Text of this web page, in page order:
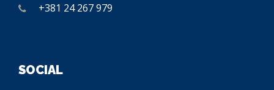
+381 24 267 979
SOCIAL